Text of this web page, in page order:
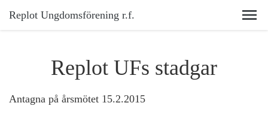
Replot Ungdomsförening r.f.
Replot UFs stadgar
Antagna på årsmötet 15.2.2015